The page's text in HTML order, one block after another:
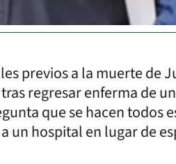
previos a la muerte de
regresar enferma de
que se hacen todos
un hospital en lugar de